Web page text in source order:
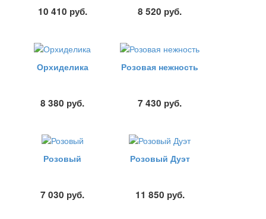
10 410 руб. 8 520 руб.
Орхиделика
8 380 руб.
Розовая нежность
7 430 руб.
Розовый
7 030 руб.
Розовый Дуэт
11 850 руб.